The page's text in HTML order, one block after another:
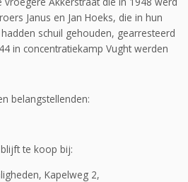
Janus en Jan Hoeks, die in hun
schuil gehouden, gearresteerd
in concentratiekamp Vught werden
belangstellenden:
te koop bij:
Kapelweg 2,